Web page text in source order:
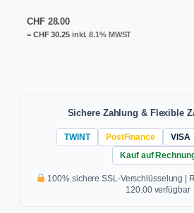
CHF28.00
= CHF30.25inkl. 8.1% MWST
Sichere Zahlung & Flexible
TWINT PostFinance VISA
Kauf auf
100% sichere SSL-Verschlüsselung |
120.00 verfügbar